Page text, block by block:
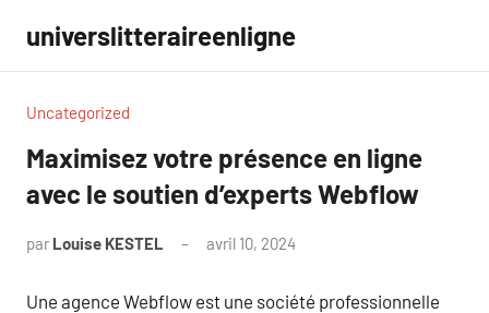
contenu
universlitteraireenligne
Uncategorized
Maximisez votre présence en ligne
avec le soutien d’experts Webflow
par Louise KESTEL avril 10, 2024
Une agence Webflow est une société professionnelle